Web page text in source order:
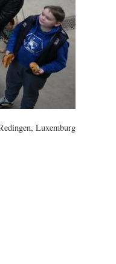
Luxemburg